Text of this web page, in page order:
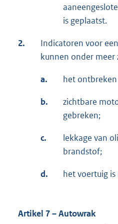
is geplaatst.
2.
Indicatoren voor
kunnen onder meer
a. het ontbreken
b.
zichtbare
gebreken;
c.
lekkage van
brandstof;
d. het voertuig
Artikel 7 – Autowrak